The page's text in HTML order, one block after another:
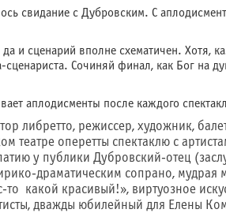
свидание с Дубровским. С
и сценарий вполне схематичен.
сценариста. Сочиняй финал, как Бог
аплодисменты после каждого
либретто, режиссер, художник,
театре оперетты спектаклю с
у публики Дубровский-отец
драматическим сопрано,
какой красивый!», виртуозное
дважды юбилейный для Елены